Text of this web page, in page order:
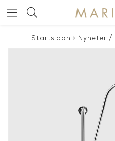
Startsidan > Nyheter/